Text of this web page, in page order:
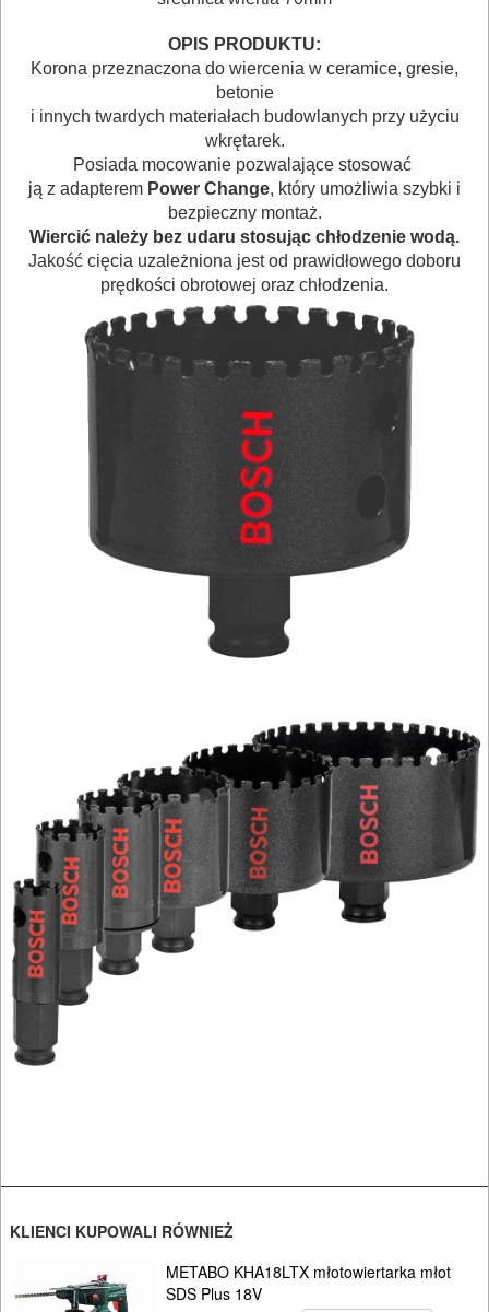
BUDOWLANE
MASZYNY
BRUKARSKIE
OBRÓBKA
DREWNA
OBRÓBKA
METALU
OSPRZĘT
PNEUMATYCZNE
AKCESORIA
KOMPRESORY
NARZĘDZIA
SPAWALNICTWO
URZĄDZENIA
ROZRUCHOWE
PROSTOWNIKI
ROBOCZA
OPIS PRODUKTU:
Korona przeznaczona do wiercenia w ceramice, gresie,
betonie
i innych twardych materiałach budowlanych przy użyciu
wkrętarek.
Posiada mocowanie pozwalające stosować
ją z adapterem Power Change, który umożliwia szybki i
bezpieczny montaż.
Wiercić należy bez udaru stosując chłodzenie wodą.
Jakość cięcia uzależniona jest od prawidłowego doboru
prędkości obrotowej oraz chłodzenia.
KLIENCI KUPOWALI RÓWNIEŻ
METABO KHA18LTX młotowiertarka młot
SDS Plus 18V